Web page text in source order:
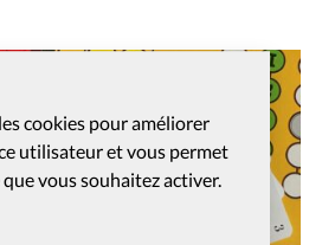
cookies pour améliorer
utilisateur et vous permet
vous souhaitez activer.